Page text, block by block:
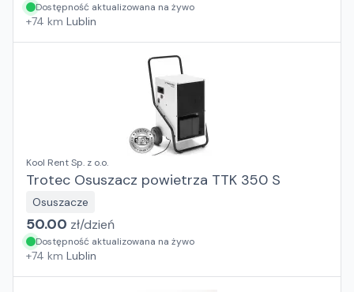
Dostępność aktualizowana na żywo
+74 km Lublin
Kool Rent Sp. z o.o.
Trotec Osuszacz powietrza TTK 350 S
Osuszacze
50.00 zł/dzień
Dostępność aktualizowana na żywo
+74 km Lublin